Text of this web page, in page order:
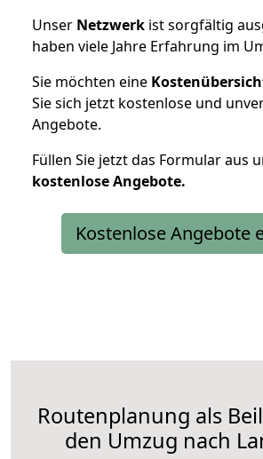
Unser Netzwerk ist sorgfältig
haben viele Jahre Erfahrung im
Sie möchten eine
Sie sich jetzt kostenlose und
Angebote.
Füllen Sie jetzt das Formular aus
kostenloseAngebote.
Kostenlose Angebote
Routenplanung als
den Umzug nach